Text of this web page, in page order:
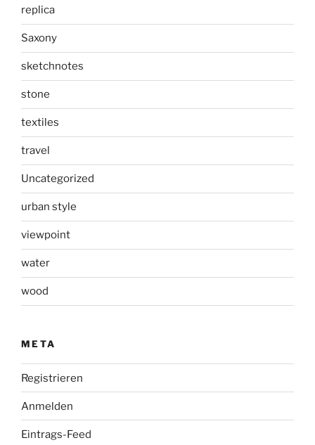
replica
Saxony
sketchnotes
stone
textiles
travel
Uncategorized
urban style
viewpoint
water
wood
META
Registrieren
Anmelden
Eintrags-Feed